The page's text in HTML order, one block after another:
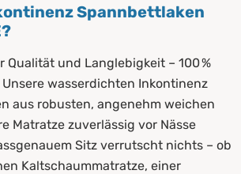
Spannbettlaken
Qualität und Langlebigkeit – 100 %
Unsere wasserdichten Inkontinenz
aus robusten, angenehm weichen
Matratze zuverlässig vor Nässe
Sitz verrutscht nichts – ob
Kaltschaummatratze, einer